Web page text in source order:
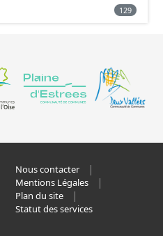
129
Nous contacter
Mentions Légales
Plan du site
Statut des services